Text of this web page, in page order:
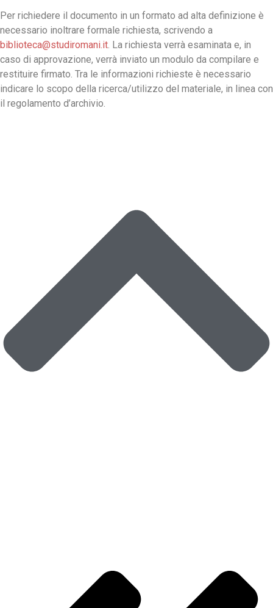
Per richiedere il documento in un formato ad alta definizione è
necessario inoltrare formale richiesta, scrivendo a
biblioteca@studiromani.it. La richiesta verrà esaminata e, in
caso di approvazione, verrà inviato un modulo da compilare e
restituire firmato. Tra le informazioni richieste è necessario
indicare lo scopo della ricerca/utilizzo del materiale, in linea con
il regolamento d’archivio.